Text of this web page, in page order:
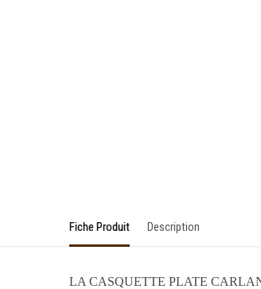
Fiche Produit Description
LA CASQUETTE PLATE